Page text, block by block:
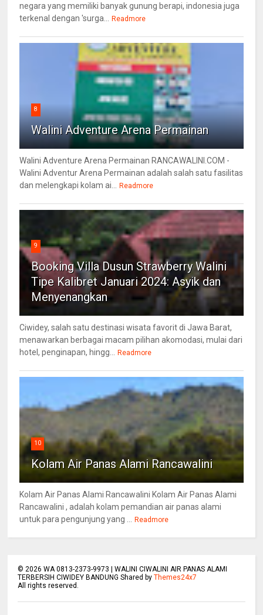
negara yang memiliki banyak gunung berapi, indonesia juga
terkenal dengan 'surga...
Readmore
8
Walini Adventure Arena Permainan
Walini Adventure Arena Permainan RANCAWALINI.COM -
Walini Adventur Arena Permainan adalah salah satu fasilitas
dan melengkapi kolam ai...
Readmore
9
Booking Villa Dusun Strawberry Walini
Tipe Kalibret Januari 2024: Asyik dan
Menyenangkan
Ciwidey, salah satu destinasi wisata favorit di Jawa Barat,
menawarkan berbagai macam pilihan akomodasi, mulai dari
hotel, penginapan, hingg...
Readmore
10
Kolam Air Panas Alami Rancawalini
Kolam Air Panas Alami Rancawalini Kolam Air Panas Alami
Rancawalini , adalah kolam pemandian air panas alami
untuk para pengunjung yang ...
Readmore
© 2026 WA 0813-2373-9973 | WALINI CIWALINI AIR PANAS ALAMI
TERBERSIH CIWIDEY BANDUNG Shared byThemes24x7
All rights reserved.